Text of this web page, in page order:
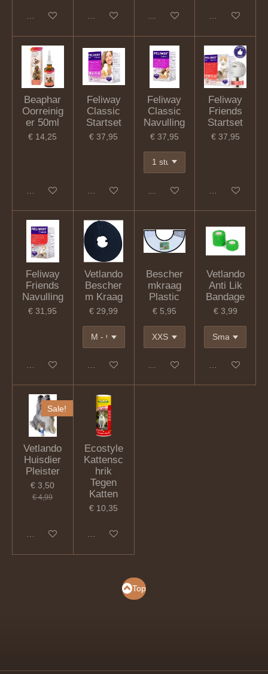
In winkelwagen In winkelwagen In winkelwagen In winkelwagen
Beaphar
Oorreinig
er 50ml
€ 14,25
In winkelwagen
Feliway
Classic
Startset
€ 37,95
In winkelwagen
Feliway
Classic
Navulling
€ 37,95
In winkelwagen
Feliway
Friends
Startset
€ 37,95
In winkelwagen
Feliway
Friends
Navulling
€ 31,95
In winkelwagen
Vetlando
Bescher
m Kraag
€ 29,99
In winkelwagen
Bescher
mkraag
Plastic
€ 5,95
In winkelwagen
Vetlando
Anti Lik
Bandage
€ 3,99
In winkelwagen
Sale!
Vetlando
Huisdier
Pleister
€ 3,50
€ 4,99
In winkelwagen
Ecostyle
Kattensc
hrik
Tegen
Katten
€ 10,35
In winkelwagen
Top